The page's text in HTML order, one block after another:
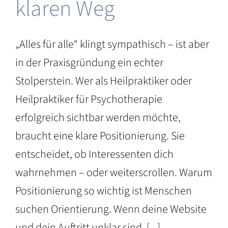
klaren Weg
„Alles für alle“ klingt sympathisch – ist aber
in der Praxisgründung ein echter
Stolperstein. Wer als Heilpraktiker oder
Heilpraktiker für Psychotherapie
erfolgreich sichtbar werden möchte,
braucht eine klare Positionierung. Sie
entscheidet, ob Interessenten dich
wahrnehmen – oder weiterscrollen. Warum
Positionierung so wichtig ist Menschen
suchen Orientierung. Wenn deine Website